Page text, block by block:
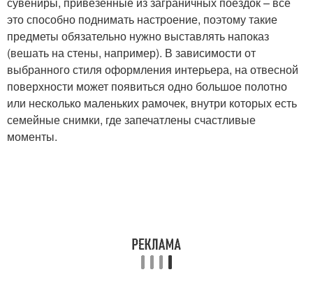
это способно поднимать настроение, поэтому такие
предметы обязательно нужно выставлять напоказ
(вешать на стены, например). В зависимости от
выбранного стиля оформления интерьера, на отвесной
поверхности может появиться одно большое полотно
или несколько маленьких рамочек, внутри которых есть
семейные снимки, где запечатлены счастливые
моменты.